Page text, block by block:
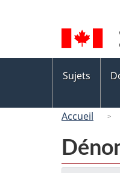
de
la
langue
des
Sujets
Accueil